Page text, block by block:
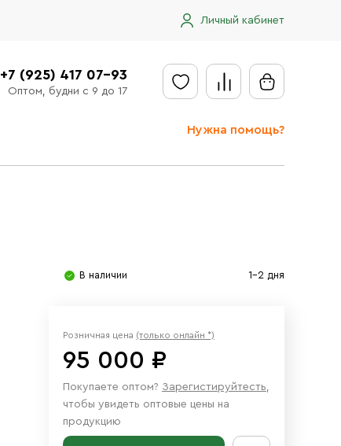
Личный кабинет
+7 (925) 417 07-93
Оптом, будни с 9 до 17
Нужна помощь?
Отправить заявку
В наличии 1-2 дня
Розничная цена (только онлайн *)
95 000 ₽
Покупаете оптом? Зарегистируйтесть,
чтобы увидеть оптовые цены на
продукцию